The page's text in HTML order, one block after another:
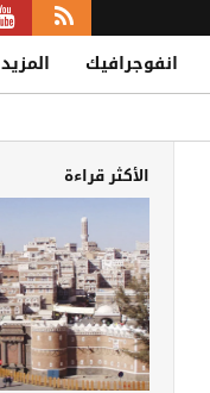
انفوجرافيك المزيد
الأكثر قراءة